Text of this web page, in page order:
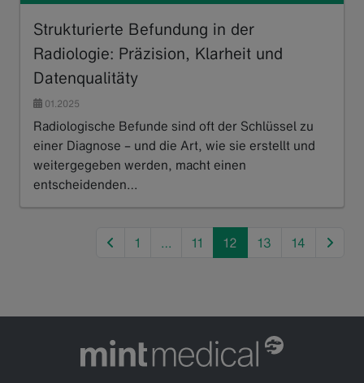
Strukturierte Befundung in der
Radiologie: Präzision, Klarheit und
Datenqualitäty
01.2025
Radiologische Befunde sind oft der Schlüssel zu
einer Diagnose – und die Art, wie sie erstellt und
weitergegeben werden, macht einen
entscheidenden…
previous
1 … 11 12 13 14